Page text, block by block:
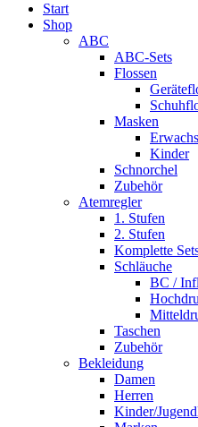
Start
Shop
ABC
ABC-Sets
Flossen
Masken
Kinder
Schnorchel
Zubehör
Atemregler
1. Stufen
2. Stufen
Komplette
Schläuche
BC /
Taschen
Zubehör
Bekleidung
Damen
Herren
Kinder/